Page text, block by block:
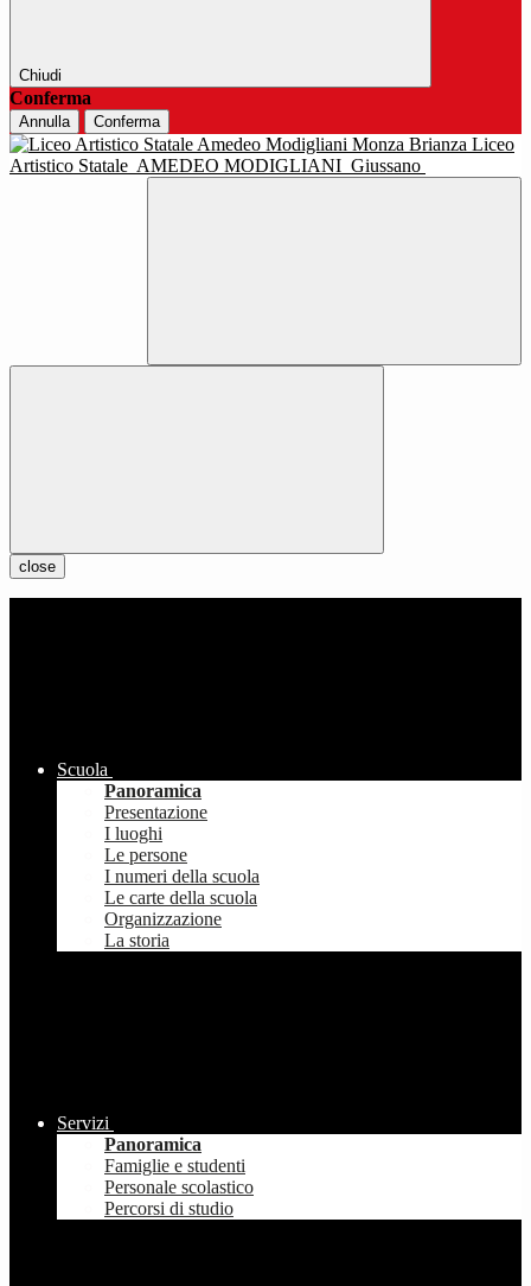
Chiudi
Conferma
Annulla Conferma
Liceo
Artistico Statale AMEDEO MODIGLIANI Giussano
close
Scuola
Panoramica
Presentazione
I luoghi
Le persone
I numeri della scuola
Le carte della scuola
Organizzazione
La storia
Servizi
Panoramica
Famiglie e studenti
Personale scolastico
Percorsi di studio